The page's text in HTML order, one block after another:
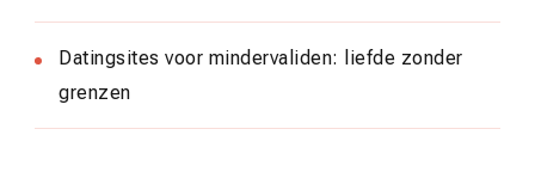
Datingsites voor mindervaliden: liefde zonder
grenzen